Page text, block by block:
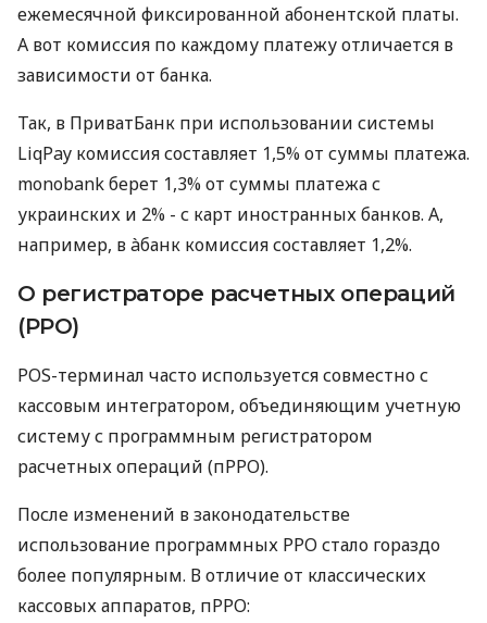
ежемесячной фиксированной абонентской платы.
А вот комиссия по каждому платежу отличается в
зависимости от банка.
Так, в ПриватБанк при использовании системы
LiqPay комиссия составляет 1,5% от суммы платежа.
monobank берет 1,3% от суммы платежа с
украинских и 2% - с карт иностранных банков. А,
например, в àбанк комиссия составляет 1,2%.
О регистраторе расчетных операций
(РРО)
POS-терминал часто используется совместно с
кассовым интегратором, объединяющим учетную
систему с программным регистратором
расчетных операций (пРРО).
После изменений в законодательстве
использование программных РРО стало гораздо
более популярным. В отличие от классических
кассовых аппаратов, пРРО: